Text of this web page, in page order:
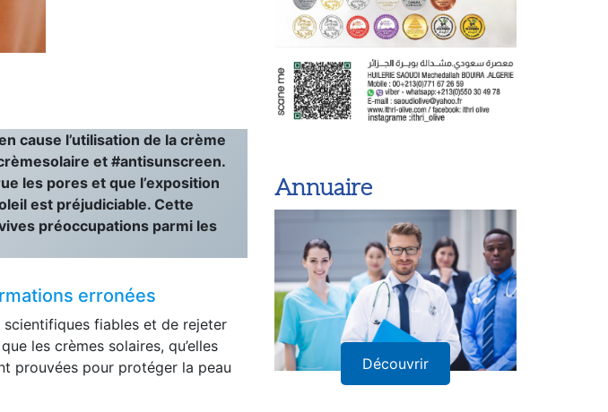
cause l’utilisation de la crème
et #antisunscreen.
les pores et que l’exposition
est préjudiciable. Cette
préoccupations parmi les
erronées
scientifiques fiables et de rejeter
les crèmes solaires, qu’elles
prouvées pour protéger la peau
Annuaire
Découvrir